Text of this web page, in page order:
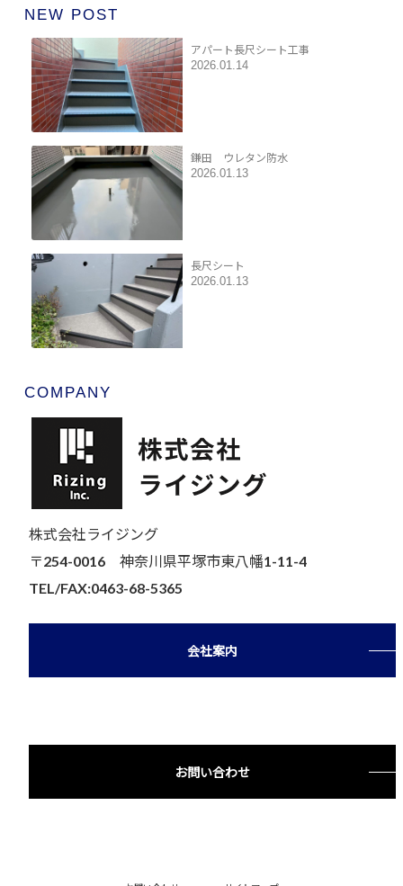
NEW POST
アパート長尺シート工事
2026.01.14
鎌田 ウレタン防水
2026.01.13
長尺シート
2026.01.13
COMPANY
株式会社ライジング
〒254-0016 神奈川県平塚市東八幡1-11-4
TEL/FAX:0463-68-5365
会社案内
お問い合わせ